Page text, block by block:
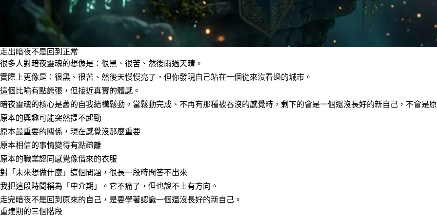
走出暗夜不是回到正常
很多人對暗夜靈魂的想像是：很黑、很苦、然後雨過天晴。
實際上更像是：很黑、很苦、然後天慢慢亮了，但你發現自己站在一個從來沒看過的城市。
這個比喻有點誇張，但接近真實的體感。
暗夜靈魂的核心是舊的自我結構鬆動。當鬆動完成、不再有那種被吞沒的感覺時，剩下的會是一個還沒長好的新自己，不會是
原本的興趣可能突然提不起勁
原本最重要的關係，現在感覺沒那麼重要
原本相信的事情變得有點疏離
原本的職業認同感覺像借來的衣服
對「未來想做什麼」這個問題，很長一段時間答不出來
我把這段時間稱為「中介期」。它不痛了，但也說不上有方向。
走完暗夜不是回到原來的自己，是要學著認識一個還沒長好的新自己。
重建期的三個階段